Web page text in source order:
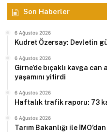
Son Haberler
6 Ağustos 2026
Kudret Özersay: Devletin
6 Ağustos 2026
Girne’de bıçaklı kavga can
yaşamını yitirdi
6 Ağustos 2026
Haftalık trafik raporu: 73
6 Ağustos 2026
Tarım Bakanlığı ile